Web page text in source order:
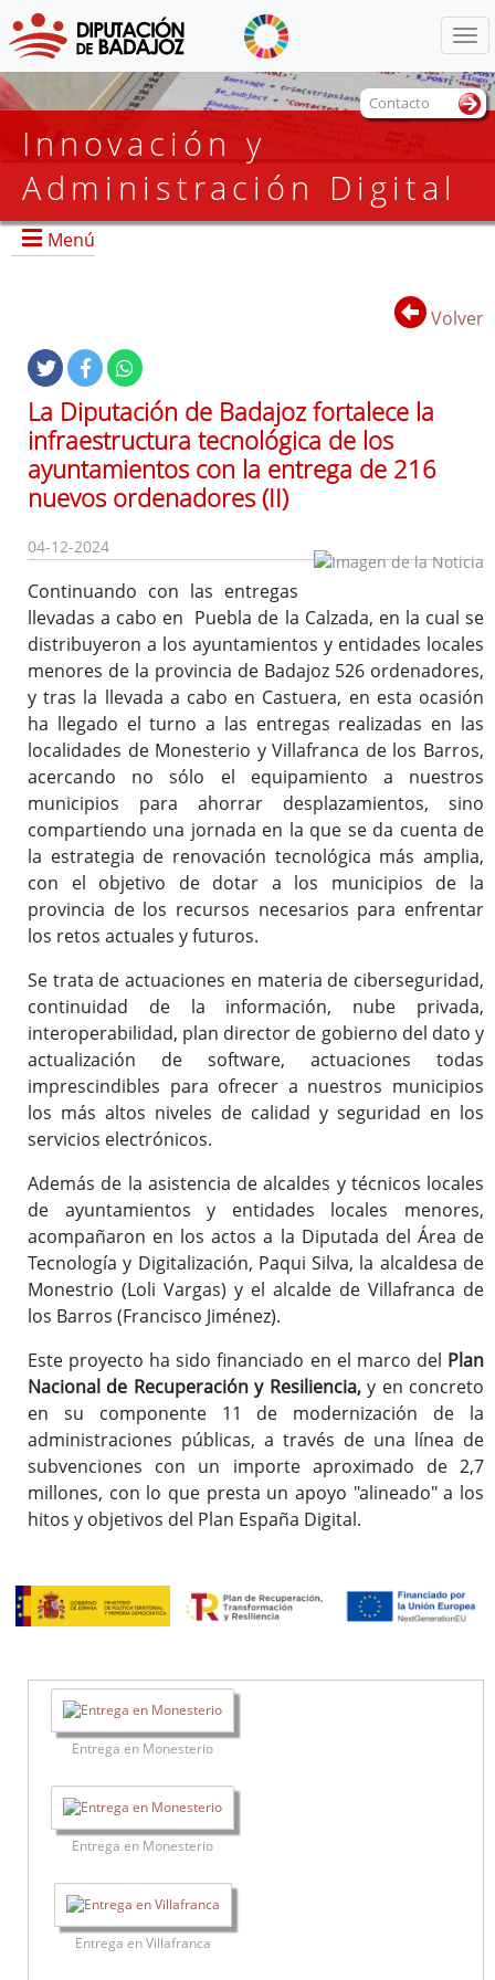
Innovación y
Administración Digital
Menú
Portada
Organigrama
Transparencia, Calidad y Atención al Ciudadano
Smart Provincia
Actualidad
Sede Electrónica
Consulta de facturas
Códigos FACe de Diputación
Normativa
E-Administración EE.LL
EE.LL.
Asistencia Informática
Aplicativos en la Red Segura
Alojamiento web, Correo Electrónico, Otros
Consulta operaciones económico-contables
Gestor de contenidos
Radio en Internet
Red de Comunicaciones Seguras
Badajoz en Red
Badajoz.es
@Webmail
Volver
La Diputación de Badajoz fortalece la
infraestructura tecnológica de los
ayuntamientos con la entrega de 216
nuevos ordenadores (II)
04-12-2024
Continuando con las entregas
llevadas a cabo en Puebla de la Calzada, en la cual se
distribuyeron a los ayuntamientos y entidades locales
menores de la provincia de Badajoz 526 ordenadores,
y tras la llevada a cabo en Castuera, en esta ocasión
ha llegado el turno a las entregas realizadas en las
localidades de Monesterio y Villafranca de los Barros,
acercando no sólo el equipamiento a nuestros
municipios para ahorrar desplazamientos, sino
compartiendo una jornada en la que se da cuenta de
la estrategia de renovación tecnológica más amplia,
con el objetivo de dotar a los municipios de la
provincia de los recursos necesarios para enfrentar
los retos actuales y futuros.
Se trata de actuaciones en materia de ciberseguridad,
continuidad de la información, nube privada,
interoperabilidad, plan director de gobierno del dato y
actualización de software, actuaciones todas
imprescindibles para ofrecer a nuestros municipios
los más altos niveles de calidad y seguridad en los
servicios electrónicos.
Además de la asistencia de alcaldes y técnicos locales
de ayuntamientos y entidades locales menores,
acompañaron en los actos a la Diputada del Área de
Tecnología y Digitalización, Paqui Silva, la alcaldesa de
Monestrio (Loli Vargas) y el alcalde de Villafranca de
los Barros (Francisco Jiménez).
Este proyecto ha sido financiado en el marco del Plan
Nacional de Recuperación y Resiliencia,y en concreto
en su componente 11 de modernización de la
administraciones públicas, a través de una línea de
subvenciones con un importe aproximado de 2,7
millones, con lo que presta un apoyo "alineado" a los
hitos y objetivos del Plan España Digital.
Entrega en Monesterio
Entrega en Monesterio
Entrega en Villafranca
Contacto